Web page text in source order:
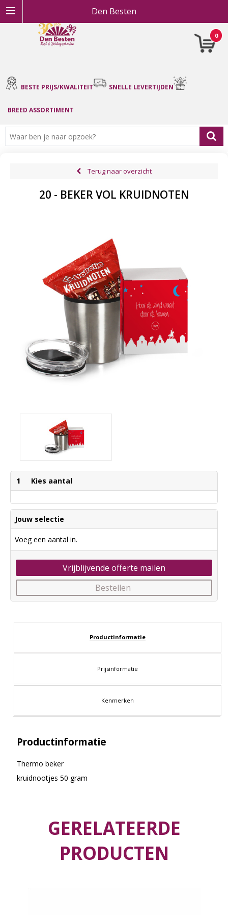
Den Besten
0
BESTE PRIJS/KWALITEIT SNELLE LEVERTIJDEN
BREED ASSORTIMENT
Terug naar overzicht
20 - BEKER VOL KRUIDNOTEN
1 Kies aantal
Jouw selectie
Voeg een aantal in.
Vrijblijvende offerte mailen
Bestellen
Productinformatie
Prijsinformatie
Kenmerken
Productinformatie
Thermo beker
kruidnootjes 50 gram
GERELATEERDE
PRODUCTEN